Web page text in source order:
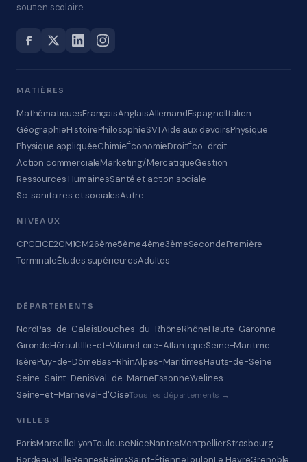
soutien scolaire.
MATIÈRES
MathématiquesFrançaisAnglaisAllemandEspagnolItalien
GéographieHistoirePhilosophieSVTAide aux devoirsPhysique
Physique appliquéeChimieÉconomieDroitÉco-droit
Action commercialeMarketing/MercatiqueGestion
Ressources HumainesSanté et action sociale
Sc. sanitaires et socialesAutre
NIVEAUX
CPCE1CE2CM1CM26ème5ème4ème3èmeSecondePremière
TerminaleÉtudes supérieuresAdultes
DÉPARTEMENTS
NordPas-de-CalaisBouches-du-RhôneRhôneHaute-Garonne
GirondeHéraultIlle-et-VilaineLoire-AtlantiqueSeine-Maritime
IsèrePuy-de-DômeBas-RhinAlpes-MaritimesHauts-de-Seine
Seine-Saint-DenisVal-de-MarneEssonneYvelines
Seine-et-MarneVal-d'OiseTous les départements →
VILLES
ParisMarseilleLyonToulouseNiceNantesMontpellierStrasbourg
BordeauxLilleRennesReimsSaint-ÉtienneToulonLe HavreGrenoble